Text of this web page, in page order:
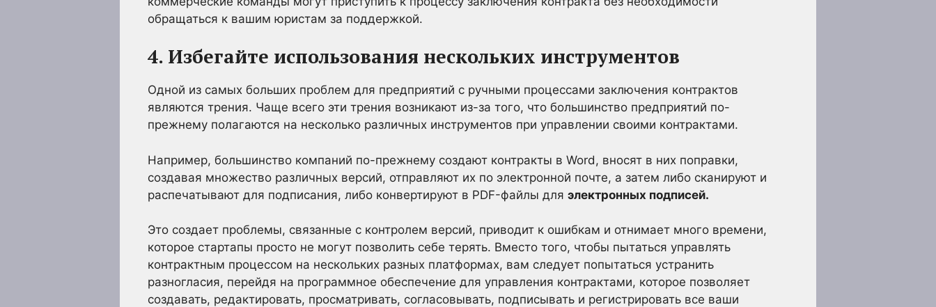
обращаться к вашим юристам за поддержкой.
4. Избегайте использования нескольких инструментов
Одной из самых больших проблем для предприятий с ручными процессами заключения контрактов
являются трения. Чаще всего эти трения возникают из-за того, что большинство предприятий по-
прежнему полагаются на несколько различных инструментов при управлении своими контрактами.
Например, большинство компаний по-прежнему создают контракты в Word, вносят в них поправки,
создавая множество различных версий, отправляют их по электронной почте, а затем либо сканируют и
распечатывают для подписания, либо конвертируют в PDF-файлы для электронных подписей.
Это создает проблемы, связанные с контролем версий, приводит к ошибкам и отнимает много времени,
которое стартапы просто не могут позволить себе терять. Вместо того, чтобы пытаться управлять
контрактным процессом на нескольких разных платформах, вам следует попытаться устранить
разногласия, перейдя на программное обеспечение для управления контрактами, которое позволяет
создавать, редактировать, просматривать, согласовывать, подписывать и регистрировать все ваши